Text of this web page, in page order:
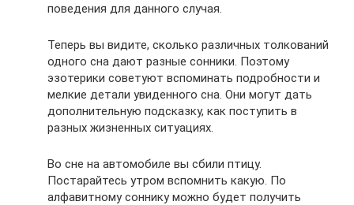
поведения для данного случая.
Теперь вы видите, сколько различных толкований
одного сна дают разные сонники. Поэтому
эзотерики советуют вспоминать подробности и
мелкие детали увиденного сна. Они могут дать
дополнительную подсказку, как поступить в
разных жизненных ситуациях.
Во сне на автомобиле вы сбили птицу.
Постарайтесь утром вспомнить какую. По
алфавитному соннику можно будет получить